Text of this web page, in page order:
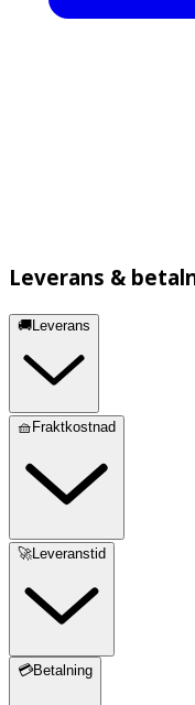
Leverans &
🚚Leverans
🧺Fraktkostnad
🚀Leveranstid
💳Betalning